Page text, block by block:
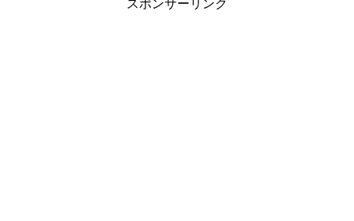
スポンサーリンク